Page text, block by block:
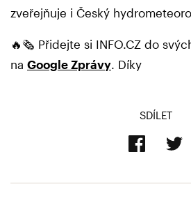
zveřejňuje i Český
🔥🗞️ Přidejte si INFO.CZ do
na Google Zprávy . Díky
SDÍLET